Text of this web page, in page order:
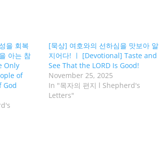
을 회복
아는 참
Only
of
God
[묵상] 여호와의 선하심을 맛보아 알
지어다! ㅣ [Devotional] Taste and
See That the LORD Is Good!
November 25, 2025
In "목자의 편지 l Shepherd's
Letters"